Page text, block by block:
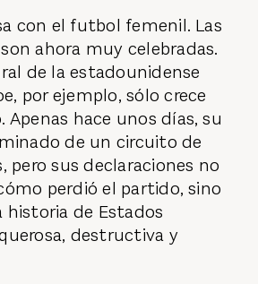
con el futbol femenil. Las
ahora muy celebradas.
de la estadounidense
por ejemplo, sólo crece
hace unos días, su
de un circuito de
pero sus declaraciones no
perdió el partido, sino
historia de Estados
destructiva y